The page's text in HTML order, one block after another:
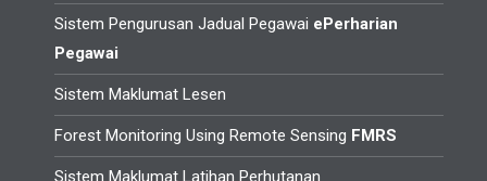
Sistem Pengurusan Jadual Pegawai ePerharian
Pegawai
Sistem Maklumat Lesen
Forest Monitoring Using Remote Sensing FMRS
Sistem Maklumat Latihan Perhutanan